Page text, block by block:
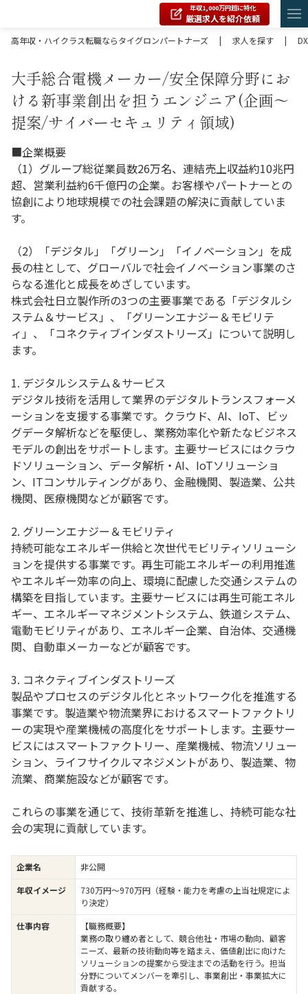
年収1,000万円超に特化
厳選求人を紹介依頼
高年収・ハイクラス転職ならタイグロンパートナーズ
| 求人を探す |
大手総合電機メーカー/安全保障分野にお
ける新事業創出を担うエンジニア(企画～
提案/サイバーセキュリティ領域)
■企業概要
（1）グループ総従業員数26万名、連結売上収益約10兆円
超、営業利益約6千億円の企業。お客様やパートナーとの
協創により地球規模での社会課題の解決に貢献していま
す。
（2）「デジタル」「グリーン」「イノベーション」を成
長の柱として、グローバルで社会イノベーション事業のさ
らなる進化と成長をめざしています。
株式会社日立製作所の3つの主要事業である「デジタルシ
ステム＆サービス」、「グリーンエナジー＆モビリテ
ィ」、「コネクティブインダストリーズ」について説明し
ます。
1. デジタルシステム＆サービス
デジタル技術を活用して業界のデジタルトランスフォーメ
ーションを支援する事業です。クラウド、AI、IoT、ビッ
グデータ解析などを駆使し、業務効率化や新たなビジネス
モデルの創出をサポートします。主要サービスにはクラウ
ドソリューション、データ解析・AI、IoTソリューショ
ン、ITコンサルティングがあり、金融機関、製造業、公共
機関、医療機関などが顧客です。
2. グリーンエナジー＆モビリティ
持続可能なエネルギー供給と次世代モビリティソリューシ
ョンを提供する事業です。再生可能エネルギーの利用推進
やエネルギー効率の向上、環境に配慮した交通システムの
構築を目指しています。主要サービスには再生可能エネル
ギー、エネルギーマネジメントシステム、鉄道システム、
電動モビリティがあり、エネルギー企業、自治体、交通機
関、自動車メーカーなどが顧客です。
3. コネクティブインダストリーズ
製品やプロセスのデジタル化とネットワーク化を推進する
事業です。製造業や物流業界におけるスマートファクトリ
ーの実現や産業機械の高度化をサポートします。主要サー
ビスにはスマートファクトリー、産業機械、物流ソリュー
ション、ライフサイクルマネジメントがあり、製造業、物
流業、商業施設などが顧客です。
これらの事業を通じて、技術革新を推進し、持続可能な社
会の実現に貢献しています。
企業名
非公開
年収イメージ
730万円〜970万円（経験・能力を考慮の上当社規定によ
り決定）
仕事内容
【職務概要】
業務の取り纏め者として、競合他社・市場の動向、顧客
ニーズ、最新の技術動向等を踏まえ、価値創出に向けた
ソリューションの提案から受注までの活動を行う。担当
分野についてメンバーを牽引し、事業創出・事業拡大に
貢献する。